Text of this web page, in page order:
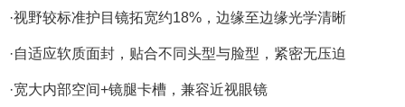
·视野较标准护目镜拓宽约18%，边缘至边缘光学清晰
·自适应软质面封，贴合不同头型与脸型，紧密无压迫
·宽大内部空间+镜腿卡槽，兼容近视眼镜